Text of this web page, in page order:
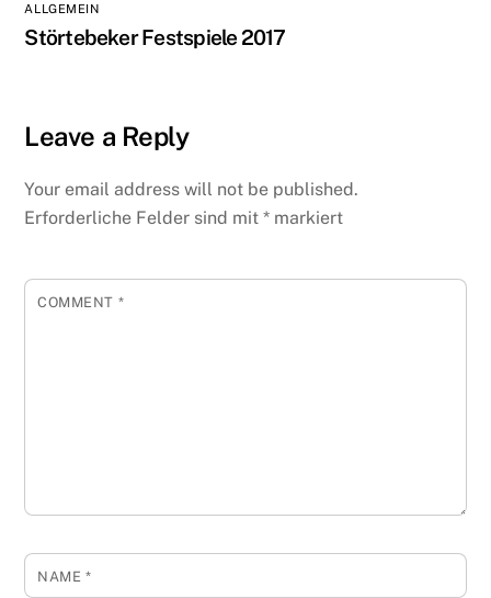
ALLGEMEIN
Störtebeker Festspiele 2017
Leave a Reply
Your email address will not be published.
Erforderliche Felder sind mit* markiert
COMMENT *
NAME *